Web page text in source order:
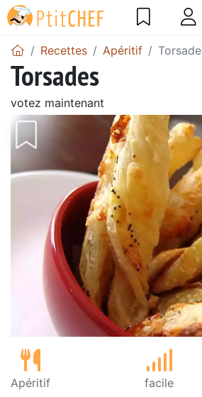
Recettes Apéritif
Torsades
votez maintenant
Apéritif facile